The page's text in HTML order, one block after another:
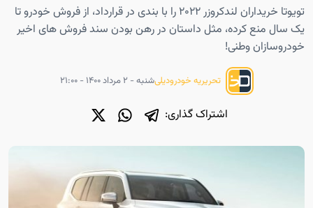
تویوتا خریداران لندکروزر ۲۰۲۲ را با بندی در قرارداد، از فروش خودرو تا
یک سال منع کرده، مثل داستان در رهن بودن سند فروش های اخیر
خودروسازان وطنی!
تحریریه خودرودیلیشنبه - ۲ مرداد ۱۴۰۰ - ۲۱:۰۰
اشتراک گذاری: